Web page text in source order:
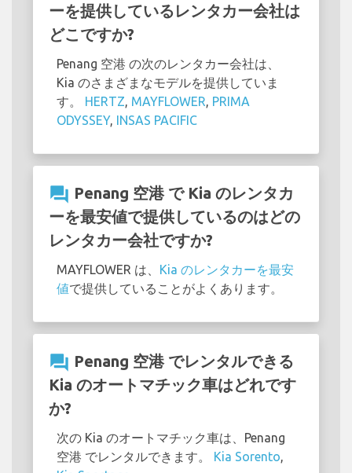
ーを提供しているレンタカー会社は
どこですか?
Penang 空港 の次のレンタカー会社は、
Kia のさまざまなモデルを提供していま
す。 HERTZ, MAYFLOWER, PRIMA
ODYSSEY, INSAS PACIFIC
question_answer Penang 空港 で Kia のレンタカ
ーを最安値で提供しているのはどの
レンタカー会社ですか?
MAYFLOWER は、 Kia のレンタカーを最安
値で提供していることがよくあります。
question_answer Penang 空港 でレンタルできる
Kia のオートマチック車はどれです
か?
次の Kia のオートマチック車は、Penang
空港 でレンタルできます。 Kia Sorento,